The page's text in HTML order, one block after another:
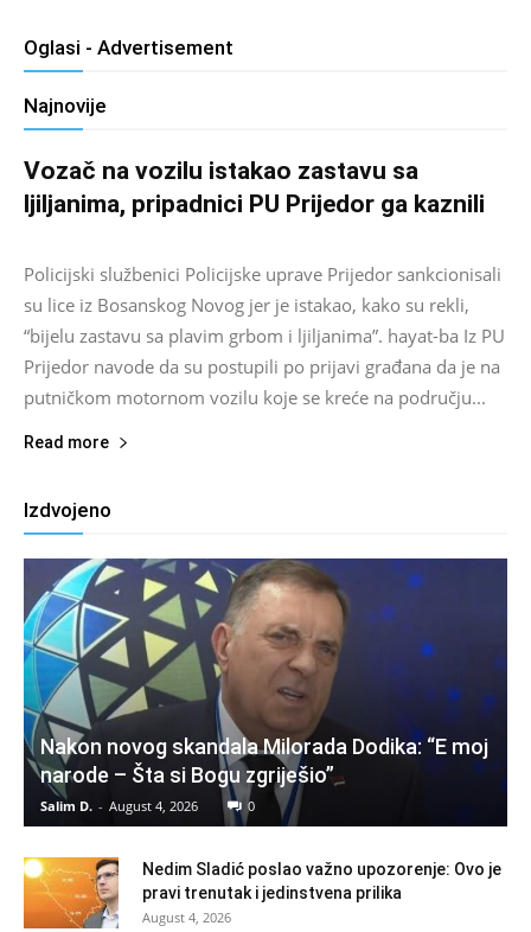
Oglasi - Advertisement
Najnovije
Vozač na vozilu istakao zastavu sa
ljiljanima, pripadnici PU Prijedor ga kaznili
Salim D. - August 7, 2026
Policijski službenici Policijske uprave Prijedor sankcionisali
su lice iz Bosanskog Novog jer je istakao, kako su rekli,
“bijelu zastavu sa plavim grbom i ljiljanima”. hayat-ba Iz PU
Prijedor navode da su postupili po prijavi građana da je na
putničkom motornom vozilu koje se kreće na području...
Read more
Izdvojeno
Nakon novog skandala Milorada Dodika: “E moj
narode – Šta si Bogu zgriješio”
Salim D. - August 4, 2026 0
Nedim Sladić poslao važno upozorenje: Ovo je
pravi trenutak i jedinstvena prilika
August 4, 2026